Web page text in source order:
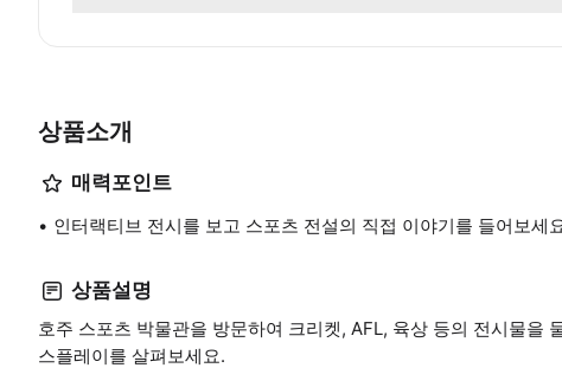
상품소개
매력포인트
인터랙티브 전시를 보고 스포츠 전설의 직접 이야기를 들어보세
상품설명
호주 스포츠 박물관을 방문하여 크리켓, AFL, 육상 등의 전시물을
스플레이를 살펴보세요.